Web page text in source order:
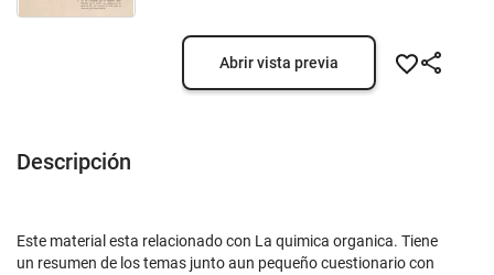
Abrir vista previa
Descripción
Este material esta relacionado con La quimica organica. Tiene
un resumen de los temas junto aun pequeño cuestionario con